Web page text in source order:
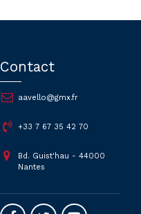
Contact
aavello@gmx.fr
+33 7 67 35 42 70
Bd. Guist'hau - 44000
Nantes